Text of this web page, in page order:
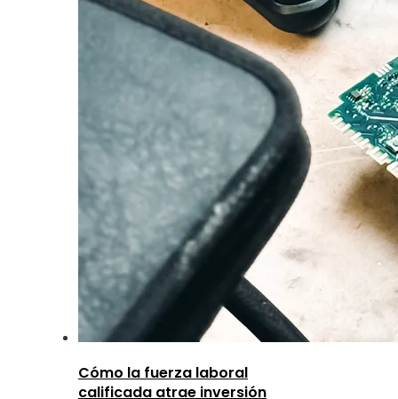
Cómo la fuerza laboral
calificada atrae inversión